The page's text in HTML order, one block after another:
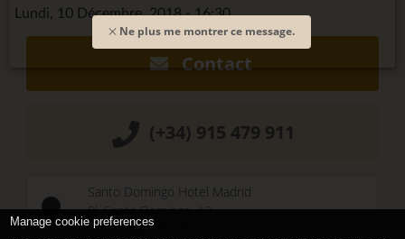
Lundi, 10 Décembre, 2018 - 16:30
Contact
(+34) 915 479 911
Santo Domingo Hotel Madrid
Pl. Santo Domingo, 13
28013 Madrid
Manage cookie preferences
Ne plus me montrer ce message.